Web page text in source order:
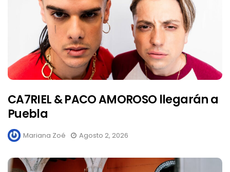
CA7RIEL & PACO AMOROSO llegarán a
Puebla
Mariana Zoé Agosto 2, 2026